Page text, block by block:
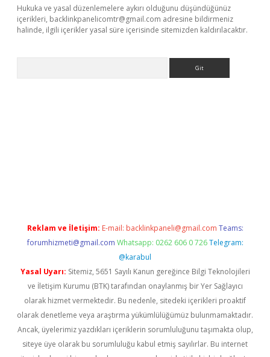
Hukuka ve yasal düzenlemelere aykırı olduğunu düşündüğünüz
içerikleri, backlinkpanelicomtr@gmail.com adresine bildirmeniz
halinde, ilgili içerikler yasal süre içerisinde sitemizden kaldırılacaktır.
Reklam ve İletişim: E-mail: backlinkpaneli@gmail.com Teams:
forumhizmeti@gmail.com Whatsapp: 0262 606 0 726 Telegram:
@karabul
Yasal Uyarı: Sitemiz, 5651 Sayılı Kanun gereğince Bilgi Teknolojileri
ve İletişim Kurumu (BTK) tarafından onaylanmış bir Yer Sağlayıcı
olarak hizmet vermektedir. Bu nedenle, sitedeki içerikleri proaktif
olarak denetleme veya araştırma yükümlülüğümüz bulunmamaktadır.
Ancak, üyelerimiz yazdıkları içeriklerin sorumluluğunu taşımakta olup,
siteye üye olarak bu sorumluluğu kabul etmiş sayılırlar. Bu internet